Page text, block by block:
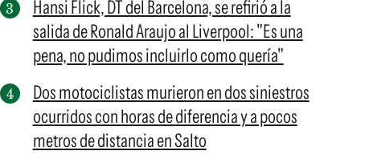
Hansi Flick, DT del Barcelona, se refirió a la
salida de Ronald Araujo al Liverpool: "Es una
pena, no pudimos incluirlo como quería"
Dos motociclistas murieron en dos siniestros
ocurridos con horas de diferencia y a pocos
metros de distancia en Salto